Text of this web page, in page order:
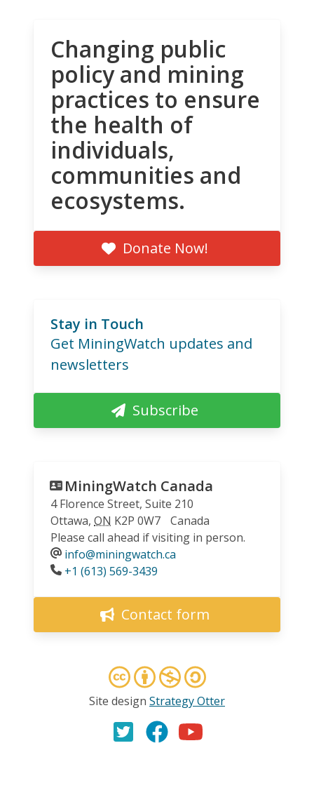
Changing public
policy and mining
practices to ensure
the health of
individuals,
communities and
ecosystems.
Donate Now!
Stay in Touch
Get MiningWatch updates and
newsletters
Subscribe
MiningWatch Canada
4 Florence Street, Suite 210
Ottawa, ON K2P 0W7
Canada
Please call ahead if visiting in person.
info@miningwatch.ca
Phone
+1 (613) 569-3439
Contact form
Site design Strategy Otter